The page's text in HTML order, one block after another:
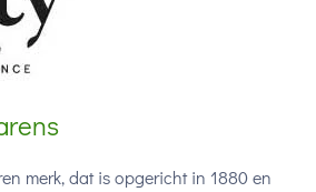
merk, dat is opgericht in 1880 en